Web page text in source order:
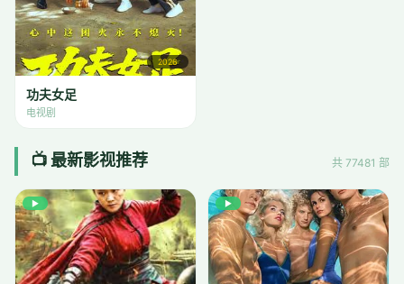
2026
功夫女足
电视剧
📺 最新影视推荐 共 77481 部
▶ ▶